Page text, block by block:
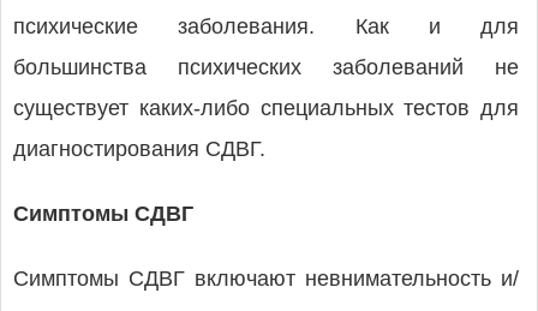
психические заболевания. Как и для
большинства психических заболеваний не
существует каких-либо специальных тестов для
диагностирования СДВГ.
Симптомы СДВГ
Симптомы СДВГ включают невнимательность и/